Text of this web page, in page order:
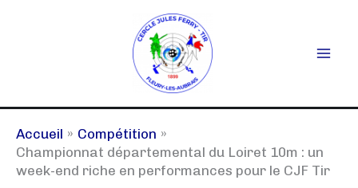
Accueil
Compétition
Championnat départemental du Loiret 10m : un
week-end riche en performances pour le CJF Tir